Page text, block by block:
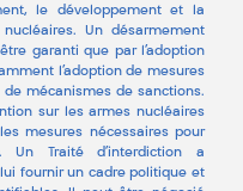
le développement et la
Un désarmement
garanti que par l’adoption
l’adoption de mesures
mécanismes de sanctions.
sur les armes nucléaires
mesures nécessaires pour
Un Traité d’interdiction a
fournir un cadre politique et